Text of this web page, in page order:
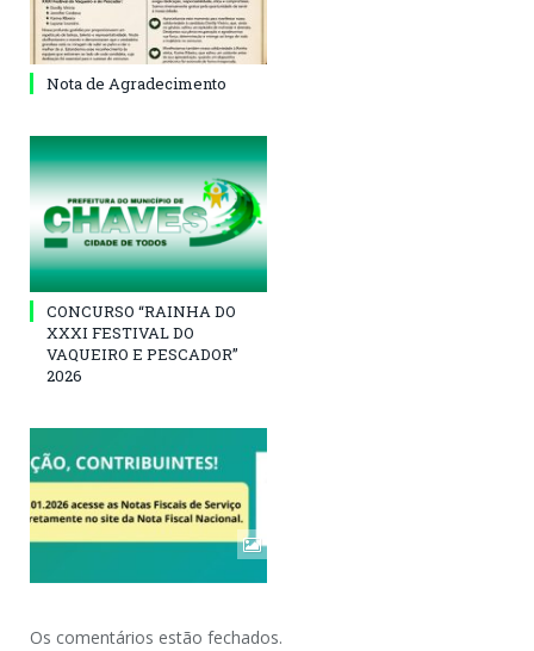
Nota de Agradecimento
CONCURSO “RAINHA DO
XXXI FESTIVAL DO
VAQUEIRO E PESCADOR”
2026
Os comentários estão fechados.